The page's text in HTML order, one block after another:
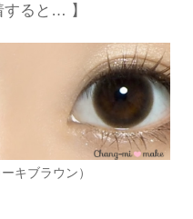
すると… 】
キブラウン）